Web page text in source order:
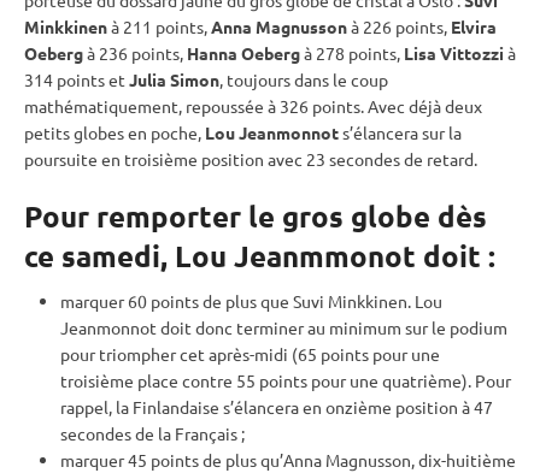
Minkkinenà 211 points,Anna Magnussonà 226 points, Elvira
Oebergà 236 points, Hanna Oebergà 278 points, Lisa Vittozzi à
314 points et Julia Simon, toujours dans le coup
mathématiquement, repoussée à 326 points. Avec déjà deux
petits globes en poche, Lou Jeanmonnots’élancera sur la
poursuite en troisième position avec 23 secondes de retard.
Pour remporter le gros globe dès
ce samedi, Lou Jeanmmonot doit :
marquer 60 points de plus que Suvi Minkkinen. Lou
Jeanmonnot doit donc terminer au minimum sur le podium
pour triompher cet après-midi (65 points pour une
troisième place contre 55 points pour une quatrième). Pour
rappel, la Finlandaise s’élancera en onzième position à 47
secondes de la Français ;
marquer 45 points de plus qu’Anna Magnusson, dix-huitième